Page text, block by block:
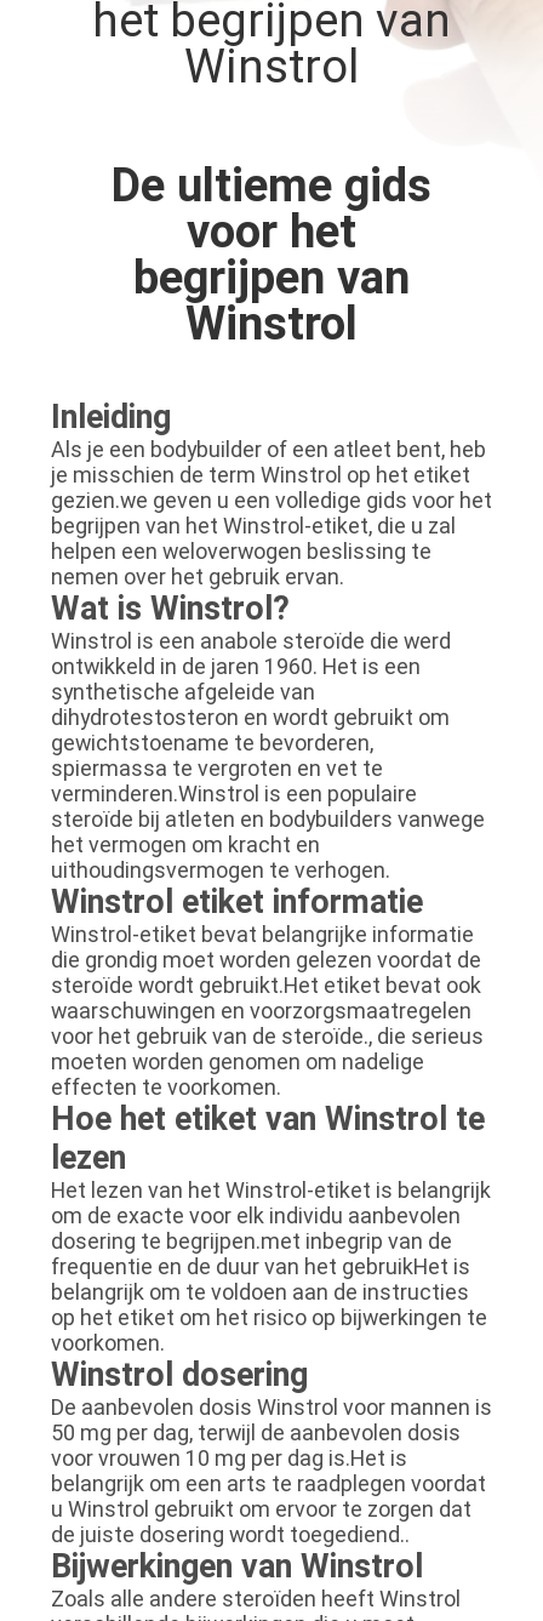
CONTACTEER
GEVALLEN
SITEMAP
POLICY
het begrijpen van
Winstrol
De ultieme gids
voor het
begrijpen van
Winstrol
Inleiding
Als je een bodybuilder of een atleet bent, heb
je misschien de term Winstrol op het etiket
gezien.we geven u een volledige gids voor het
begrijpen van het Winstrol-etiket, die u zal
helpen een weloverwogen beslissing te
nemen over het gebruik ervan.
Wat is Winstrol?
Winstrol is een anabole steroïde die werd
ontwikkeld in de jaren 1960. Het is een
synthetische afgeleide van
dihydrotestosteron en wordt gebruikt om
gewichtstoename te bevorderen,
spiermassa te vergroten en vet te
verminderen.Winstrol is een populaire
steroïde bij atleten en bodybuilders vanwege
het vermogen om kracht en
uithoudingsvermogen te verhogen.
Winstrol etiket informatie
Winstrol-etiket bevat belangrijke informatie
die grondig moet worden gelezen voordat de
steroïde wordt gebruikt.Het etiket bevat ook
waarschuwingen en voorzorgsmaatregelen
voor het gebruik van de steroïde., die serieus
moeten worden genomen om nadelige
effecten te voorkomen.
Hoe het etiket van Winstrol te
lezen
Het lezen van het Winstrol-etiket is belangrijk
om de exacte voor elk individu aanbevolen
dosering te begrijpen.met inbegrip van de
frequentie en de duur van het gebruikHet is
belangrijk om te voldoen aan de instructies
op het etiket om het risico op bijwerkingen te
voorkomen.
Winstrol dosering
De aanbevolen dosis Winstrol voor mannen is
50 mg per dag, terwijl de aanbevolen dosis
voor vrouwen 10 mg per dag is.Het is
belangrijk om een arts te raadplegen voordat
u Winstrol gebruikt om ervoor te zorgen dat
de juiste dosering wordt toegediend..
Bijwerkingen van Winstrol
Zoals alle andere steroïden heeft Winstrol